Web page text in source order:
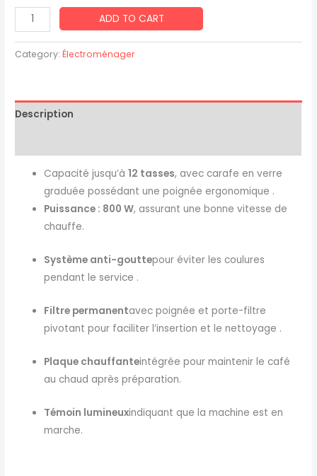
ADD TO CART
Category:Électroménager
Description
Capacité jusqu’à12 tasses, avec carafe en verre
graduée possédant une poignée ergonomique .
Puissance : 800 W, assurant une bonne vitesse de
chauffe.
Système anti-gouttepour éviter les coulures
pendant le service .
Filtre permanentavec poignée et porte-filtre
pivotant pour faciliter l’insertion et le nettoyage .
Plaque chauffanteintégrée pour maintenir le café
au chaud après préparation.
Témoin lumineuxindiquant que la machine est en
marche.